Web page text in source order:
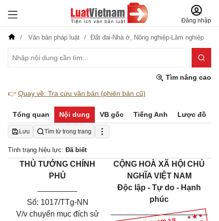
Đăng nhập
Văn bản pháp luật Đất đai-Nhà ở, Nông nghiệp-Lâm nghiệp
Tìm nâng cao
👉 Quay về: Tra cứu văn bản (phiên bản cũ)
Tổng quan Nội dung VB gốc Tiếng Anh Lược đồ
Lưu Tìm từ trong trang
Tình trạng hiệu lực: Đã biết
THỦ TƯỚNG CHÍNH
PHỦ
Số: 1017/TTg-NN
V/v chuyển mục đích sử
CỘNG HOÀ XÃ HỘI CHỦ
NGHĨA VIỆT NAM
Độc lập - Tự do - Hạnh
phúc
______________________